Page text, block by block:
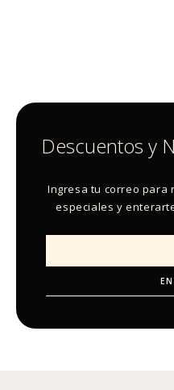
Descuentos y
Ingresa tu correo para
especiales y